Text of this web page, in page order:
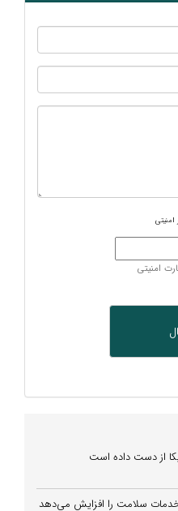
امنیتی
از دست داده است
سلامت را افزایش می‌دهد